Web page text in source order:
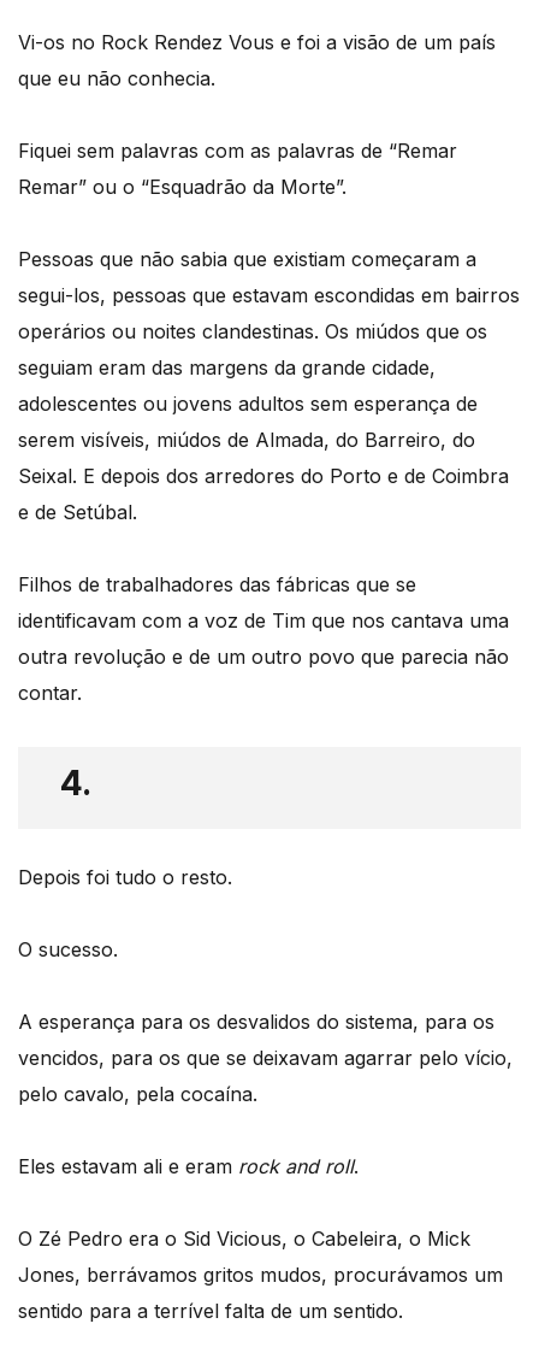
Vi-os no Rock Rendez Vous e foi a visão de um país
que eu não conhecia.
Fiquei sem palavras com as palavras de “Remar
Remar” ou o “Esquadrão da Morte”.
Pessoas que não sabia que existiam começaram a
segui-los, pessoas que estavam escondidas em bairros
operários ou noites clandestinas. Os miúdos que os
seguiam eram das margens da grande cidade,
adolescentes ou jovens adultos sem esperança de
serem visíveis, miúdos de Almada, do Barreiro, do
Seixal. E depois dos arredores do Porto e de Coimbra
e de Setúbal.
Filhos de trabalhadores das fábricas que se
identificavam com a voz de Tim que nos cantava uma
outra revolução e de um outro povo que parecia não
contar.
4.
Depois foi tudo o resto.
O sucesso.
A esperança para os desvalidos do sistema, para os
vencidos, para os que se deixavam agarrar pelo vício,
pelo cavalo, pela cocaína.
Eles estavam ali e eram rock and roll.
O Zé Pedro era o Sid Vicious, o Cabeleira, o Mick
Jones, berrávamos gritos mudos, procurávamos um
sentido para a terrível falta de um sentido.